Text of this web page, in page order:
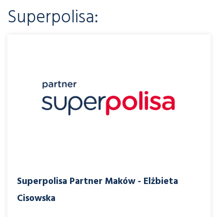
Superpolisa:
Superpolisa Partner Maków - Elżbieta
Cisowska